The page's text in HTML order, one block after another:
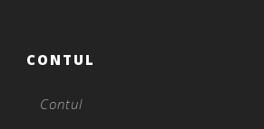
CONTUL
Contul